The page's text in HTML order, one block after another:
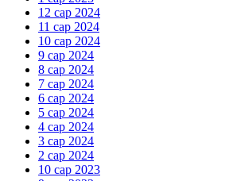
12 сар 2024
11 сар 2024
10 сар 2024
9 сар 2024
8 сар 2024
7 сар 2024
6 сар 2024
5 сар 2024
4 сар 2024
3 сар 2024
2 сар 2024
10 сар 2023